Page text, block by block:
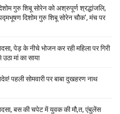
गुरु शिबू सोरेन को अश्रुपूर्ण श्रद्धांजलि,
दिशोम गुरु शिबू सोरेन चौक’, मंच पर
पेड़ के नीचे भोजन कर रही महिला पर गिरी
मां का साया
पहली सोमवारी पर बाबा दुखहरण नाथ
बस की चपेट में युवक की मौ,त, एंबुलेंस